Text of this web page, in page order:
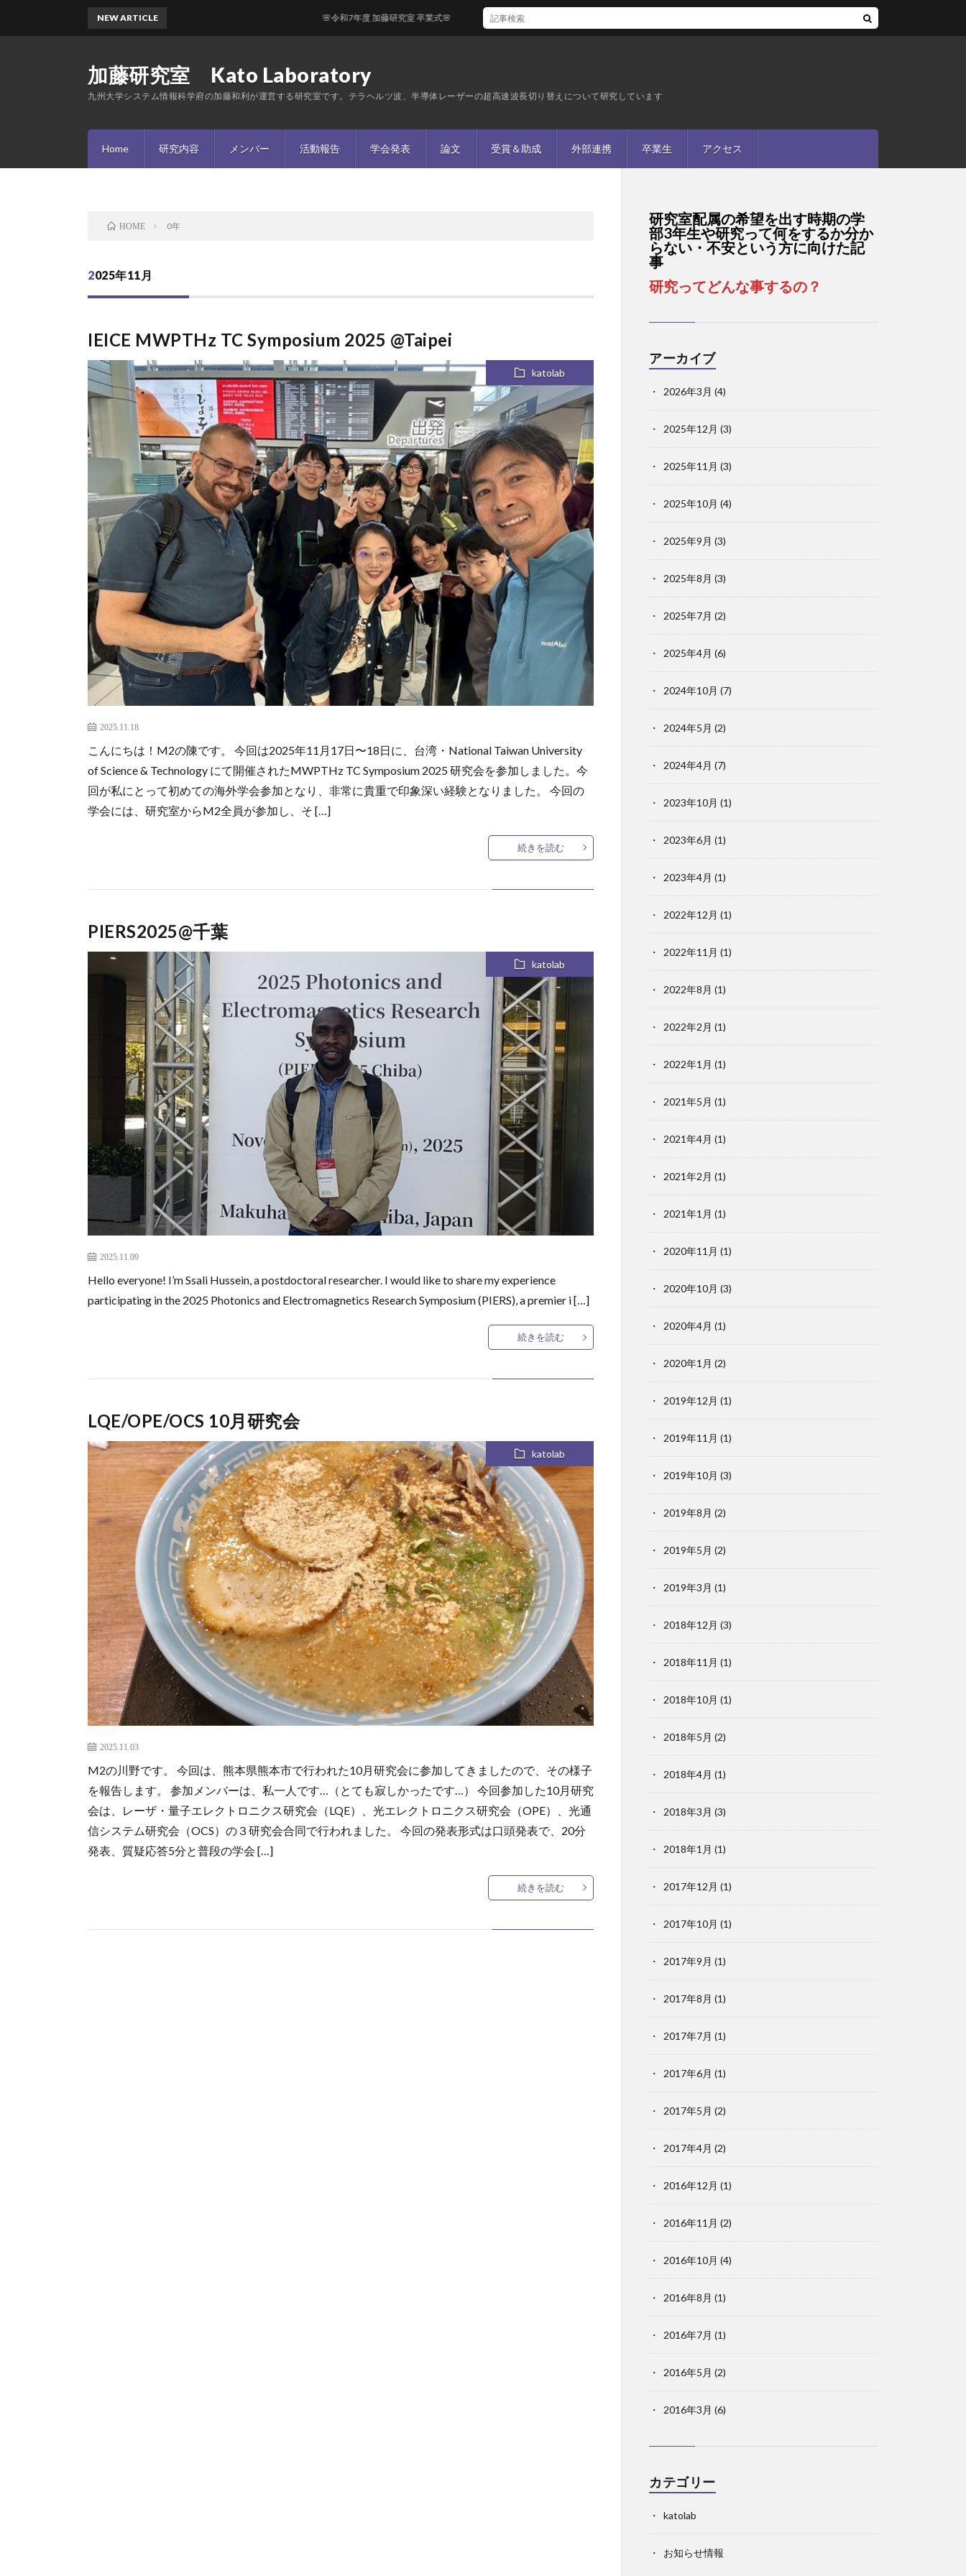
加藤研究室 Kato Laboratory
九州大学システム情報科学府の加藤和利が運営する研究室です。テラヘルツ波、半導体レーザーの超高速波長切り替えについて研究しています
Home 研究内容 メンバー 活動報告 学会発表 論文 受賞＆助成 外部連携 卒業生 アクセス
NEW ARTICLE 🌸令和7年度 加藤研究室 卒業式🌸
HOME 0年
2025年11月
IEICE MWPTHz TC Symposium 2025 @Taipei
katolab
2025.11.18
こんにちは！M2の陳です。 今回は2025年11月17日〜18日に、台湾・National Taiwan University
of Science & Technology にて開催されたMWPTHz TC Symposium 2025 研究会を参加しました。今
回が私にとって初めての海外学会参加となり、非常に貴重で印象深い経験となりました。 今回の
学会には、研究室からM2全員が参加し、そ […]
続きを読む
PIERS2025@千葉
katolab
2025.11.09
Hello everyone! I’m Ssali Hussein, a postdoctoral researcher. I would like to share my experience
participating in the 2025 Photonics and Electromagnetics Research Symposium (PIERS), a premier i […]
続きを読む
LQE/OPE/OCS 10月研究会
katolab
2025.11.03
M2の川野です。 今回は、熊本県熊本市で行われた10月研究会に参加してきましたので、その様子
を報告します。 参加メンバーは、私一人です…（とても寂しかったです…） 今回参加した10月研究
会は、レーザ・量子エレクトロニクス研究会（LQE）、光エレクトロニクス研究会（OPE）、光通
信システム研究会（OCS）の３研究会合同で行われました。 今回の発表形式は口頭発表で、20分
発表、質疑応答5分と普段の学会 […]
続きを読む
研究室配属の希望を出す時期の学
部3年生や研究って何をするか分か
らない・不安という方に向けた記
事
研究ってどんな事するの？
アーカイブ
2026年3月 (4)
2025年12月 (3)
2025年11月 (3)
2025年10月 (4)
2025年9月 (3)
2025年8月 (3)
2025年7月 (2)
2025年4月 (6)
2024年10月 (7)
2024年5月 (2)
2024年4月 (7)
2023年10月 (1)
2023年6月 (1)
2023年4月 (1)
2022年12月 (1)
2022年11月 (1)
2022年8月 (1)
2022年2月 (1)
2022年1月 (1)
2021年5月 (1)
2021年4月 (1)
2021年2月 (1)
2021年1月 (1)
2020年11月 (1)
2020年10月 (3)
2020年4月 (1)
2020年1月 (2)
2019年12月 (1)
2019年11月 (1)
2019年10月 (3)
2019年8月 (2)
2019年5月 (2)
2019年3月 (1)
2018年12月 (3)
2018年11月 (1)
2018年10月 (1)
2018年5月 (2)
2018年4月 (1)
2018年3月 (3)
2018年1月 (1)
2017年12月 (1)
2017年10月 (1)
2017年9月 (1)
2017年8月 (1)
2017年7月 (1)
2017年6月 (1)
2017年5月 (2)
2017年4月 (2)
2016年12月 (1)
2016年11月 (2)
2016年10月 (4)
2016年8月 (1)
2016年7月 (1)
2016年5月 (2)
2016年3月 (6)
カテゴリー
katolab
お知らせ情報